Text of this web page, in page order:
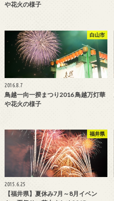
や花火の様子
白山市
2016.8.7
鳥越一向一揆まつり2016 鳥越万灯華
や花火の様子
福井県
2015.6.25
【福井県】夏休み7月～8月イベン